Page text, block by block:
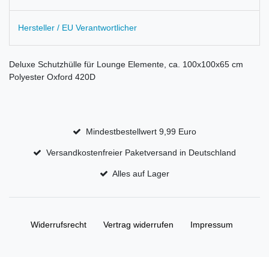
Hersteller / EU Verantwortlicher
Deluxe Schutzhülle für Lounge Elemente, ca. 100x100x65 cm
Polyester Oxford 420D
Mindestbestellwert 9,99 Euro
Versandkostenfreier Paketversand in Deutschland
Alles auf Lager
Widerrufs­recht Vertrag widerrufen Impressum